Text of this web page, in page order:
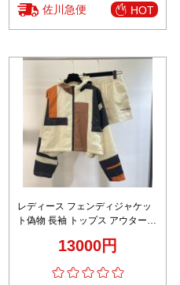
佐川急便 HOT
レディース フェンディジャケッ
ト偽物 長袖 トップス アウター
付き ホワイト13000円